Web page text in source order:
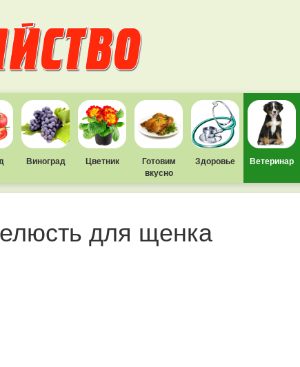
Виноград Цветник
Готовим
вкусно
Здоровье Ветеринар
для щенка